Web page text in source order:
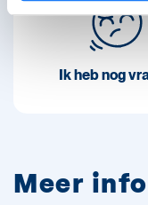
Ik heb nog
Meer